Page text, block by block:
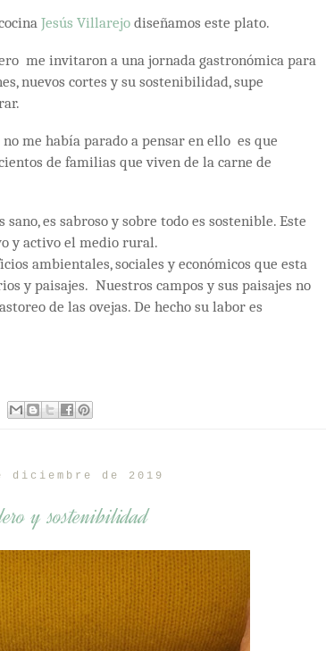
Jesús Villarejo diseñamos este plato.
me invitaron a una jornada gastronómica para
nuevos cortes y su sostenibilidad, supe
me había parado a pensar en ello es que
de familias que viven de la carne de
es sabroso y sobre todo es sostenible. Este
y activo el medio rural.
ambientales, sociales y económicos que esta
y paisajes. Nuestros campos y sus paisajes no
de las ovejas. De hecho su labor es
de 2019
y sostenibilidad